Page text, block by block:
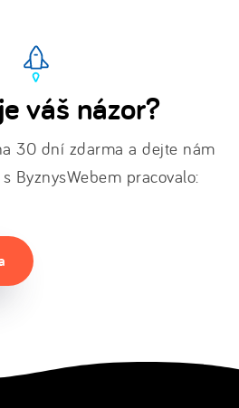
váš názor?
30 dní zdarma a dejte nám
ByznysWebem pracovalo: